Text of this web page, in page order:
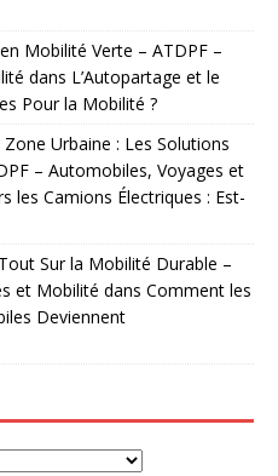
Mobilité Verte – ATDPF –
dans L’Autopartage et le
Pour la Mobilité ?
Urbaine : Les Solutions
– Automobiles, Voyages et
les Camions Électriques : Est-
Sur la Mobilité Durable –
et Mobilité dans Comment les
Deviennent